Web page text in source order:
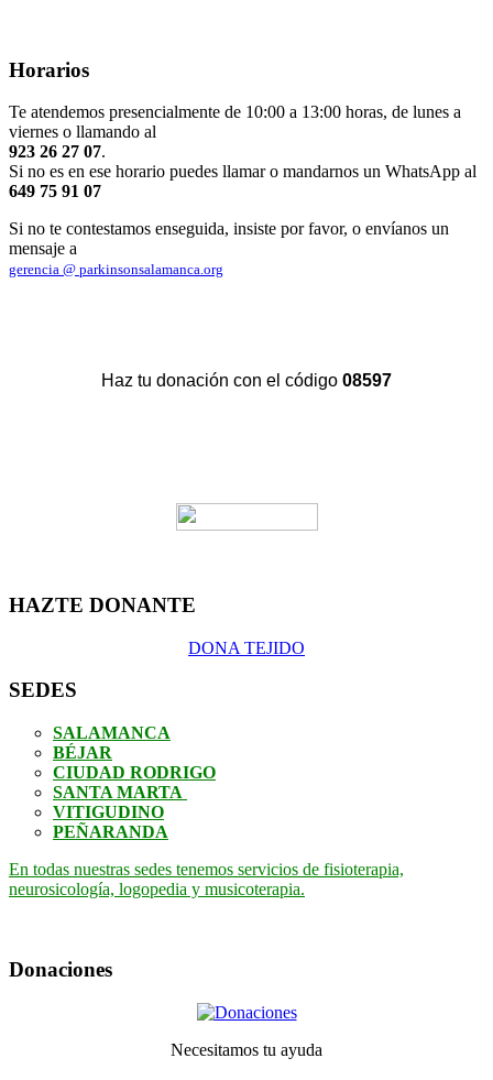
Horarios
Te atendemos presencialmente de 10:00 a 13:00 horas, de lunes a
viernes o llamando al
923 26 27 07.
Si no es en ese horario puedes llamar o mandarnos un WhatsApp al
649 75 91 07
Si no te contestamos enseguida, insiste por favor, o envíanos un
mensaje a
gerencia @ parkinsonsalamanca.org
Haz tu donación con el código 08597
HAZTE DONANTE
DONA TEJIDO
SEDES
SALAMANCA
BÉJAR
CIUDAD RODRIGO
SANTA MARTA
VITIGUDINO
PEÑARANDA
En todas nuestras sedes tenemos servicios de fisioterapia,
neurosicología, logopedia y musicoterapia.
Donaciones
Necesitamos tu ayuda